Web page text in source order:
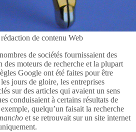
de contenu Web
de sociétés fournissaient des
des moteurs de recherche et la plupart
Google ont été faites pour être
jours de gloire, les entreprises
sur des articles qui avaient un sens
conduisaient à certains résultats de
quelqu’un faisait la recherche
et se retrouvait sur un site internet